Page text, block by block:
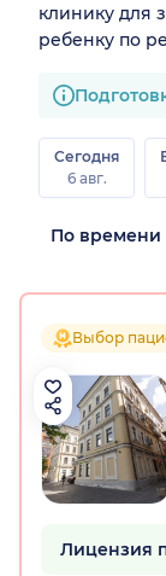
клинику для
ребенку по
Сегодня
6 авг.
Выбор
Лицензия